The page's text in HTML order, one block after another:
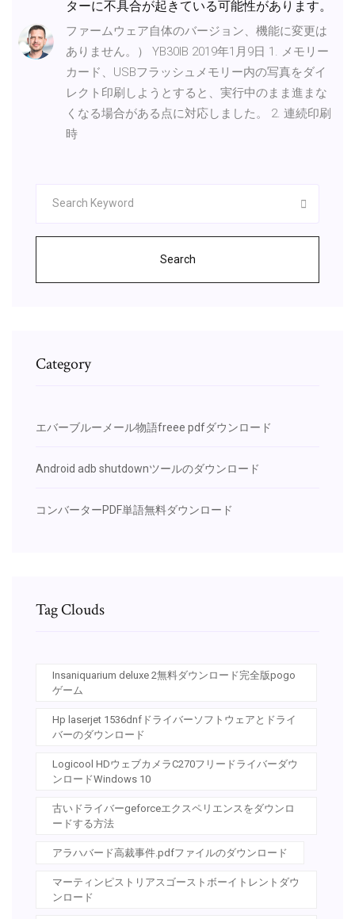
ターに不具合が起きている可能性があります。
ファームウェア自体のバージョン、機能に変更は
ありません。） YB30IB 2019年1月9日 1. メモリー
カード、USBフラッシュメモリー内の写真をダイ
レクト印刷しようとすると、実行中のまま進まな
くなる場合がある点に対応しました。 2. 連続印刷
時
Search
Category
エバーブルーメール物語freee pdfダウンロード
Android adb shutdownツールのダウンロード
コンバーターPDF単語無料ダウンロード
Tag Clouds
Insaniquarium deluxe 2無料ダウンロード完全版pogo
ゲーム
Hp laserjet 1536dnfドライバーソフトウェアとドライ
バーのダウンロード
Logicool HDウェブカメラC270フリードライバーダウ
ンロードWindows 10
古いドライバーgeforceエクスペリエンスをダウンロ
ードする方法
アラハバード高裁事件.pdfファイルのダウンロード
マーティンピストリアスゴーストボーイトレントダウ
ンロード